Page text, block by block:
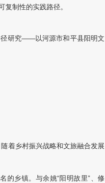
制性的实践路径。
径研究——以河源市和平县阳明文
着乡村振兴战略和文旅融合发展
的乡镇。与余姚“阳明故里”、修